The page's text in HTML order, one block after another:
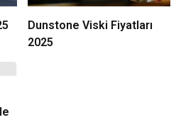
Dunstone Viski Fiyatları
2025